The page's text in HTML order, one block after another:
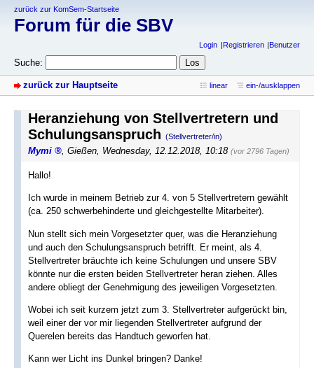
zurück zur KomSem-Startseite
Forum für die SBV
Login Registrieren Benutzer
Suche:
zurück zur Hauptseite linear ein-/ausklappen
Heranziehung von Stellvertretern und
Schulungsanspruch (Stellvertreter/in)
Mymi , Gießen, Wednesday, 12.12.2018, 10:18 (vor 2796 Tagen)
Hallo!
Ich wurde in meinem Betrieb zur 4. von 5 Stellvertretern gewählt
(ca. 250 schwerbehinderte und gleichgestellte Mitarbeiter).
Nun stellt sich mein Vorgesetzter quer, was die Heranziehung
und auch den Schulungsanspruch betrifft. Er meint, als 4.
Stellvertreter bräuchte ich keine Schulungen und unsere SBV
könnte nur die ersten beiden Stellvertreter heran ziehen. Alles
andere obliegt der Genehmigung des jeweiligen Vorgesetzten.
Wobei ich seit kurzem jetzt zum 3. Stellvertreter aufgerückt bin,
weil einer der vor mir liegenden Stellvertreter aufgrund der
Querelen bereits das Handtuch geworfen hat.
Kann wer Licht ins Dunkel bringen? Danke!